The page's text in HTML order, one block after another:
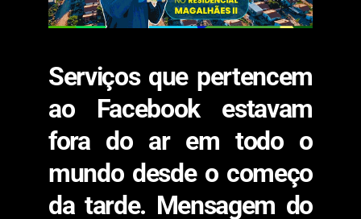
Serviços que pertencem
ao Facebook estavam
fora do ar em todo o
mundo desde o começo
da tarde. Mensagem do